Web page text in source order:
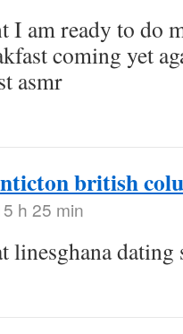
I am ready to do
coming yet
asmr
british
h 25 min
linesghana dating